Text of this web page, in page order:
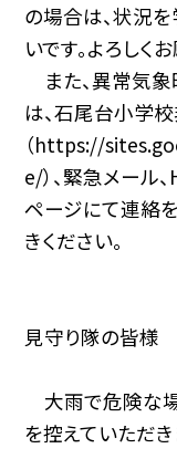
の場合は、状況
いです。よろしく
また、異常気
は、石尾台小学
（https://
e/）、緊急メール
ページにて連絡
きください。
見守り隊の皆様
大雨で危険な
を控えていただき